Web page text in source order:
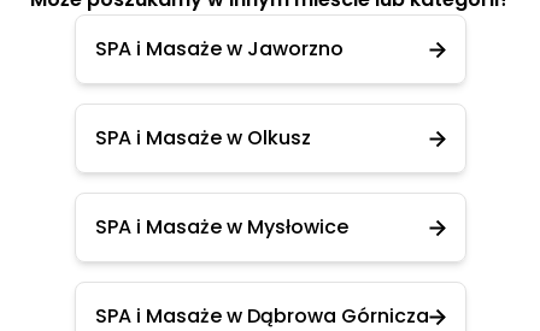
SPA i Masaże w Jaworzno
SPA i Masaże w Olkusz
SPA i Masaże w Mysłowice
SPA i Masaże w Dąbrowa Górnicza